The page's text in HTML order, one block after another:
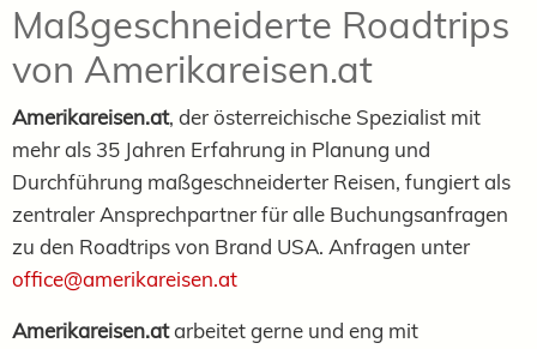
Maßgeschneiderte Roadtrips
von Amerikareisen.at
Amerikareisen.at, der österreichische Spezialist mit
mehr als 35 Jahren Erfahrung in Planung und
Durchführung maßgeschneiderter Reisen, fungiert als
zentraler Ansprechpartner für alle Buchungsanfragen
zu den Roadtrips von Brand USA. Anfragen unter
office@amerikareisen.at
Amerikareisen.atarbeitet gerne und eng mit